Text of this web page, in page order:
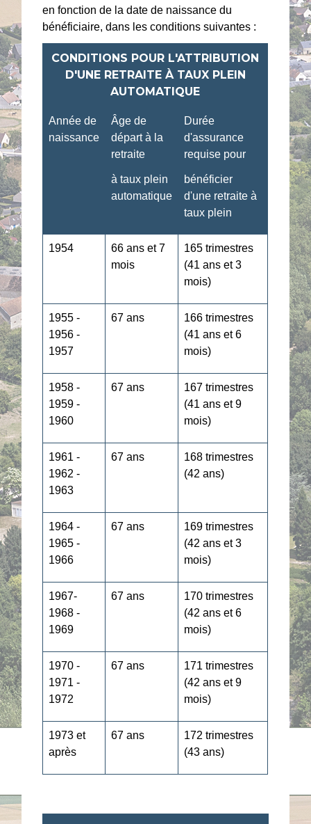
en fonction de la date de naissance du
bénéficiaire, dans les conditions suivantes :
CONDITIONS POUR L'ATTRIBUTION
D'UNE RETRAITE À TAUX PLEIN
AUTOMATIQUE
Année de
naissance
Âge de
départ à la
retraite
à taux plein
automatique
Durée
d'assurance
requise pour
bénéficier
d'une retraite à
taux plein
1954
66 ans et 7
mois
165 trimestres
(41 ans et 3
mois)
1955 -
1956 -
1957
67 ans
166 trimestres
(41 ans et 6
mois)
1958 -
1959 -
1960
67 ans
167 trimestres
(41 ans et 9
mois)
1961 -
1962 -
1963
67 ans
168 trimestres
(42 ans)
1964 -
1965 -
1966
67 ans
169 trimestres
(42 ans et 3
mois)
1967-
1968 -
1969
67 ans
170 trimestres
(42 ans et 6
mois)
1970 -
1971 -
1972
67 ans
171 trimestres
(42 ans et 9
mois)
1973 et
après
67 ans
172 trimestres
(43 ans)